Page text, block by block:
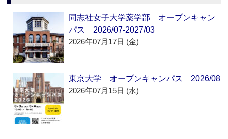
同志社女子大学薬学部 オープンキャン
パス 2026/07-2027/03
2026年07月17日 (金)
東京大学 オープンキャンパス 2026/08
2026年07月15日 (水)